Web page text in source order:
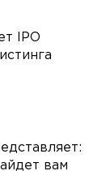
IPO
вам